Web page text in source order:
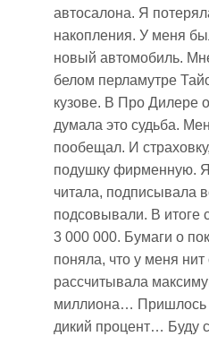
автосалона. Я
накопления. У меня
новый автомобиль.
белом перламутре
кузове. В Про Дилере
думала это судьба.
пообещал. И
подушку фирменную. Я
читала, подписывала
подсовывали. В итоге
3 000 000. Бумаги о
поняла, что у меня нит
рассчитывала
миллиона… Пришлось
дикий процент… Буду